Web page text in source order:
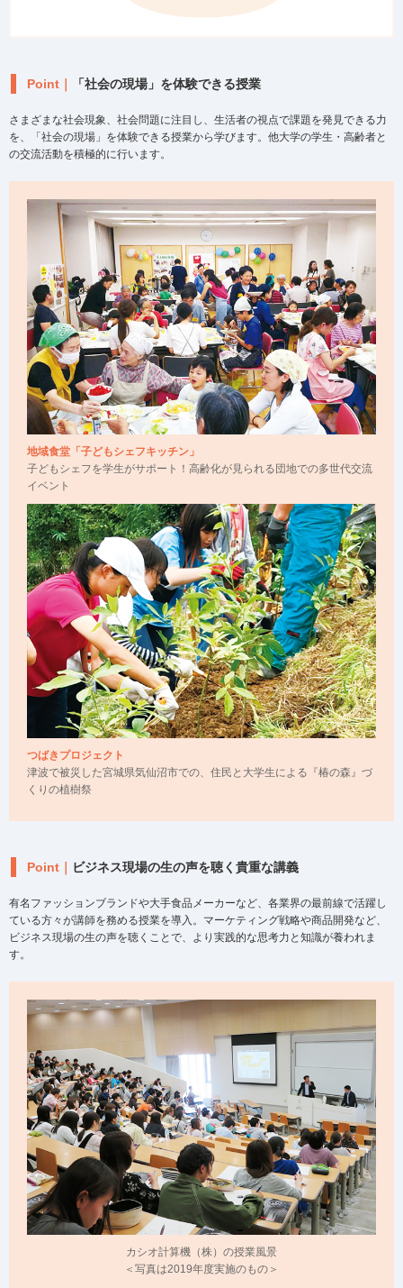
Point｜ 「社会の現場」を体験できる授業
さまざまな社会現象、社会問題に注目し、生活者の視点で課題を発見できる力
を、「社会の現場」を体験できる授業から学びます。他大学の学生・高齢者と
の交流活動を積極的に行います。
地域食堂「子どもシェフキッチン」
子どもシェフを学生がサポート！高齢化が見られる団地での多世代交流
イベント
つばきプロジェクト
津波で被災した宮城県気仙沼市での、住民と大学生による『椿の森』づ
くりの植樹祭
Point｜ ビジネス現場の生の声を聴く貴重な講義
有名ファッションブランドや大手食品メーカーなど、各業界の最前線で活躍し
ている方々が講師を務める授業を導入。マーケティング戦略や商品開発など、
ビジネス現場の生の声を聴くことで、より実践的な思考力と知識が養われま
す。
カシオ計算機（株）の授業風景
＜写真は2019年度実施のもの＞